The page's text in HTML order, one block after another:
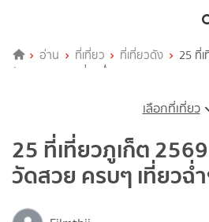
อ่าน ที่เที่ยว ที่เที่ยวดัง
25 ที่เ
วัดสวย ครบๆ เที่ยวฉ่ำๆ
เลือกที่เที่ยว
25 ที่เที่ยวภูเก็ต 2569
วัดสวย ครบๆ เที่ยวฉ่